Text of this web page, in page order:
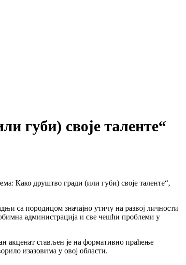
губи) своје таленте“
Како друштво гради (или губи) своје таленте“,
са породицом значајно утичу на развој личности
администрација и све чешћи проблеми у
акценат стављен је на формативно праћење
изазовима у овој области.